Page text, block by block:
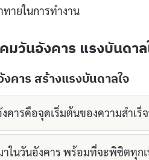
ายในการทำงาน
มวันอังคาร แรงบันดา
คาร สร้างแรงบันดาลใจ
คารคือจุดเริ่มต้นของความสำเร็
ในวันอังคาร พร้อมที่จะพิชิตทุก